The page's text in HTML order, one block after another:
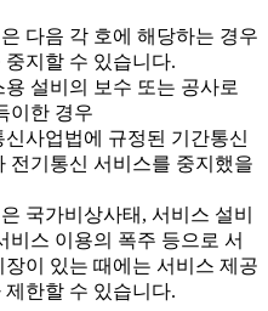
다음 각 호에 해당하는 경우
지할 수 있습니다.
용 설비의 보수 또는 공사로
이한 경우
신사업법에 규정된 기간통신
전기통신 서비스를 중지했을
국가비상사태, 서비스 설비
비스 이용의 폭주 등으로 서
장이 있는 때에는 서비스 제공
제한할 수 있습니다.